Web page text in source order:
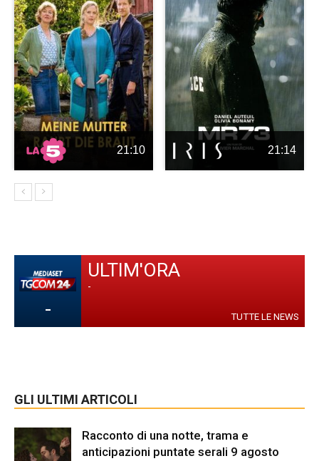
21:10 21:14
-
ULTIM'ORA
-
TUTTE LE NEWS
GLI ULTIMI ARTICOLI
Racconto di una notte, trama e
anticipazioni puntate serali 9 agosto